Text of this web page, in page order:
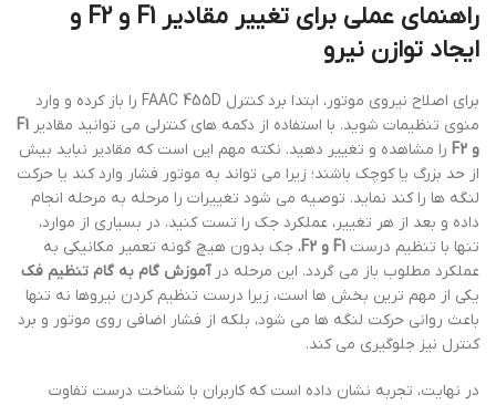
راهنمای عملی برای تغییر مقادیر F1 و F2 و
ایجاد توازن نیرو
برای اصلاح نیروی موتور، ابتدا برد کنترل FAAC 455D را باز کرده و وارد
منوی تنظیمات شوید. با استفاده از دکمه های کنترلی می توانید مقادیر F1
و F2
را مشاهده و تغییر دهید. نکته مهم این است که مقادیر نباید بیش
از حد بزرگ یا کوچک باشند؛ زیرا می تواند به موتور فشار وارد کند یا حرکت
لنگه ها را کند نماید. توصیه می شود تغییرات را مرحله به مرحله انجام
داده و بعد از هر تغییر، عملکرد جک را تست کنید. در بسیاری از موارد،
تنها با تنظیم درست F1 و F2
، جک بدون هیچ گونه تعمیر مکانیکی به
عملکرد مطلوب باز می گردد. این مرحله درآموزش گام به گام تنظیم فک
یکی از مهم ترین بخش ها است، زیرا درست تنظیم کردن نیروها نه تنها
باعث روانی حرکت لنگه ها می شود، بلکه از فشار اضافی روی موتور و برد
کنترل نیز جلوگیری می کند.
در نهایت، تجربه نشان داده است که کاربران با شناخت درست تفاوت